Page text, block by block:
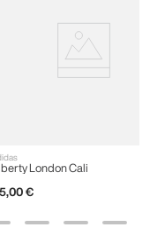
London Cali
,00 €